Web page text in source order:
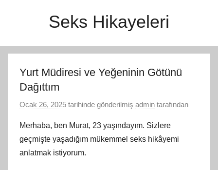
Seks Hikayeleri
Yurt Müdiresi ve Yeğeninin Götünü
Dağıttım
Ocak 26, 2025 tarihinde gönderilmiş admin tarafından
Merhaba, ben Murat, 23 yaşındayım. Sizlere
geçmişte yaşadığım mükemmel seks hikâyemi
anlatmak istiyorum.